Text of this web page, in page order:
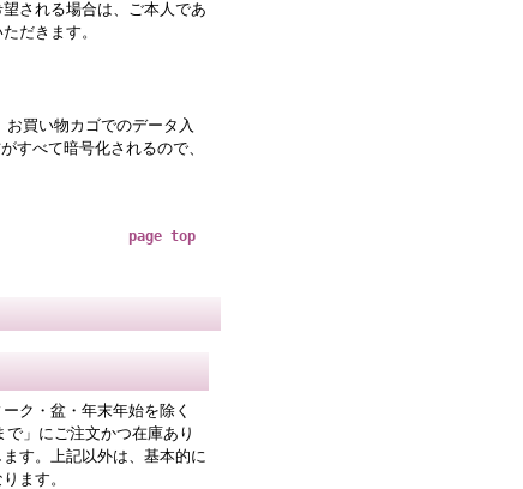
される場合は、ご本人であ
だきます。
買い物カゴでのデータ入
すべて暗号化されるので、
page top
ク・盆・年末年始を除く
で」にご注文かつ在庫あり
す。上記以外は、基本的に
ます。